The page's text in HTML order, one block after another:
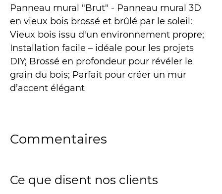
Panneau mural "Brut" - Panneau mural 3D
en vieux bois brossé et brûlé par le soleil:
Vieux bois issu d'un environnement propre;
Installation facile – idéale pour les projets
DIY; Brossé en profondeur pour révéler le
grain du bois; Parfait pour créer un mur
d’accent élégant
Commentaires
Ce que disent nos clients